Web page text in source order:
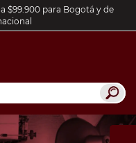
$99.900 para Bogotá y de